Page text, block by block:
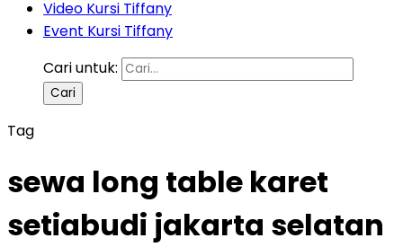
Video Kursi Tiffany
Event Kursi Tiffany
Cari untuk:
Tag
sewa long table karet
setiabudi jakarta selatan